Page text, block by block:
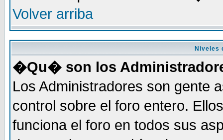
Volver arriba
Niveles
�Qu� son los
Los Administradores son gente
control sobre el foro entero.
funciona el foro en todos sus